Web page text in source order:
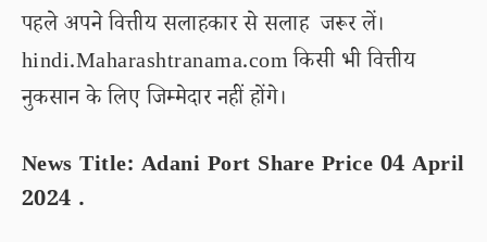
पहले अपने वित्तीय सलाहकार से सलाह जरूर लें।
hindi.Maharashtranama.com किसी भी वित्तीय
नुकसान के लिए जिम्मेदार नहीं होंगे।
News Title: Adani Port Share Price 04 April
2024 .